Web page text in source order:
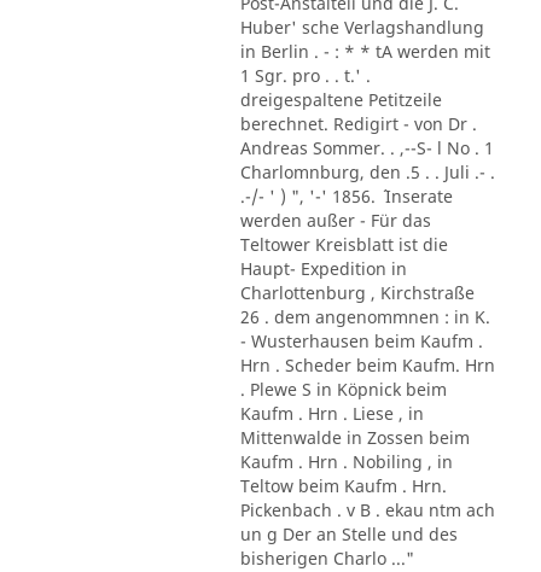
Huber' sche Verlagshandlung
in Berlin . - : * * tA werden mit
1 Sgr. pro . . t.' .
dreigespaltene Petitzeile
berechnet. Redigirt - von Dr .
Andreas Sommer. . ,--S- l No . 1
Charlomnburg, den .5 . . Juli .- .
.-/- ' ) ", '-' 1856. ´ Inserate
werden außer - Für das
Teltower Kreisblatt ist die
Haupt- Expedition in
Charlottenburg , Kirchstraße
26 . dem angenommnen : in K.
- Wusterhausen beim Kaufm .
Hrn . Scheder beim Kaufm. Hrn
. Plewe S in Köpnick beim
Kaufm . Hrn . Liese , in
Mittenwalde in Zossen beim
Kaufm . Hrn . Nobiling , in
Teltow beim Kaufm . Hrn.
Pickenbach . v B . ekau ntm ach
un g Der an Stelle und des
bisherigen Charlo ..."